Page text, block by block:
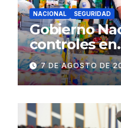
NACIONAL SEGURIDAD
Gobierno
controles en
públicos de
operativos
comerciales
concurrencia
7 DE AGOSTO DE